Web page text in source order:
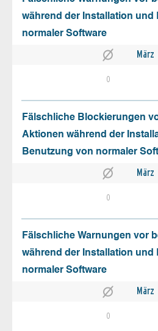
während der Installation und
normaler Software
März
0
Fälschliche Blockierungen
Aktionen während der
Benutzung von normaler
März
0
Fälschliche Warnungen vor
während der Installation und
normaler Software
März
0